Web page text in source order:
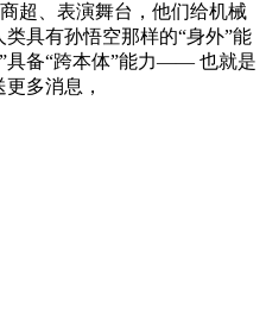
超、表演舞台，他们给机械
具有孙悟空那样的“身外”能
具备“跨本体”能力—— 也就是
多消息，